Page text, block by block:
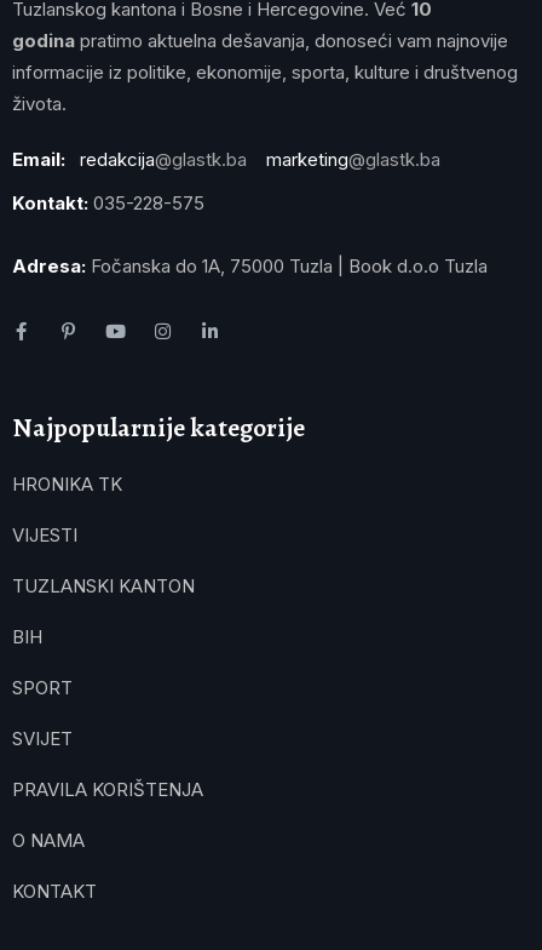
Tuzlanskog kantona i Bosne i Hercegovine. Već 10
godina pratimo aktuelna dešavanja, donoseći vam najnovije
informacije iz politike, ekonomije, sporta, kulture i društvenog
života.
Email: redakcija@glastk.ba marketing@glastk.ba
Kontakt: 035-228-575
Adresa: Fočanska do 1A, 75000 Tuzla | Book d.o.o Tuzla
Najpopularnije kategorije
HRONIKA TK
VIJESTI
TUZLANSKI KANTON
BIH
SPORT
SVIJET
PRAVILA KORIŠTENJA
O NAMA
KONTAKT